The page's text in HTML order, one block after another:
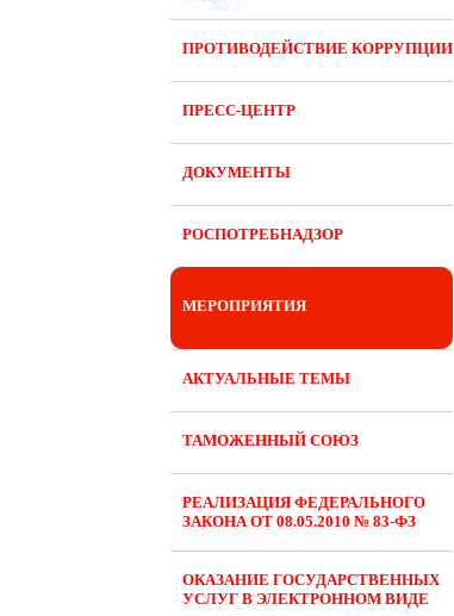
ПРОТИВОДЕЙСТВИЕ КОРРУПЦИИ
ПРЕСС-ЦЕНТР
ДОКУМЕНТЫ
РОСПОТРЕБНАДЗОР
МЕРОПРИЯТИЯ
АКТУАЛЬНЫЕ ТЕМЫ
ТАМОЖЕННЫЙ СОЮЗ
РЕАЛИЗАЦИЯ ФЕДЕРАЛЬНОГО
ЗАКОНА ОТ 08.05.2010 № 83-ФЗ
ОКАЗАНИЕ ГОСУДАРСТВЕННЫХ
УСЛУГ В ЭЛЕКТРОННОМ ВИДЕ